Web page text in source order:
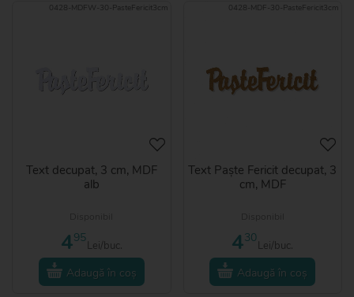
0428-MDFW-30-PasteFericit3cm
Text decupat, 3 cm, MDF
alb
495
Lei/buc.
Adaugă în coș
0428-MDF-30-PasteFericit3cm
Text Paște Fericit decupat, 3
cm, MDF
430
Lei/buc.
Adaugă în coș